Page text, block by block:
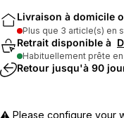
Livraison à domicile
Plus que 3 article(s) en
Retrait disponible à
Habituellement prête
Retour jusqu'à 90
⚠️ Please configure your